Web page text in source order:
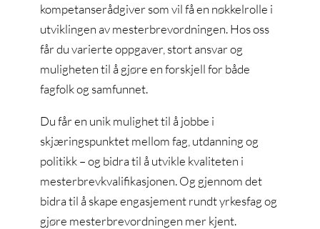
kompetanserådgiver som vil få en nøkkelrolle i
utviklingen av mesterbrevordningen. Hos oss
får du varierte oppgaver, stort ansvar og
muligheten til å gjøre en forskjell for både
fagfolk og samfunnet.
Du får en unik mulighet til å jobbe i
skjæringspunktet mellom fag, utdanning og
politikk – og bidra til å utvikle kvaliteten i
mesterbrevkvalifikasjonen. Og gjennom det
bidra til å skape engasjement rundt yrkesfag og
gjøre mesterbrevordningen mer kjent.